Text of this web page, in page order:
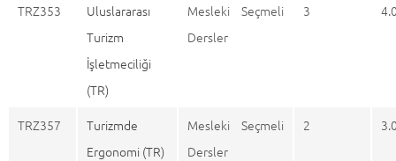
TRZ353
Uluslararası
Turizm
İşletmeciliği
(TR)
Mesleki Seçmeli
Dersler
3
TRZ357
Turizmde
Ergonomi (TR)
Mesleki Seçmeli
Dersler
2